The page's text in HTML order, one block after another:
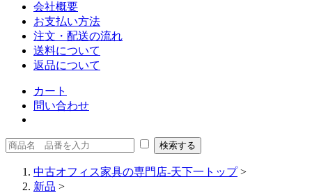
会社概要
お支払い方法
注文・配送の流れ
送料について
返品について
カート
問い合わせ
中古オフィス家具の専門店-天下一トップ>
新品 >